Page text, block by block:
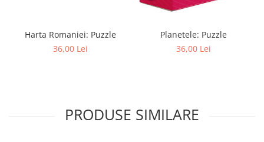
Harta Romaniei: Puzzle
36,00 Lei
Planetele: Puzzle
36,00 Lei
PRODUSE SIMILARE